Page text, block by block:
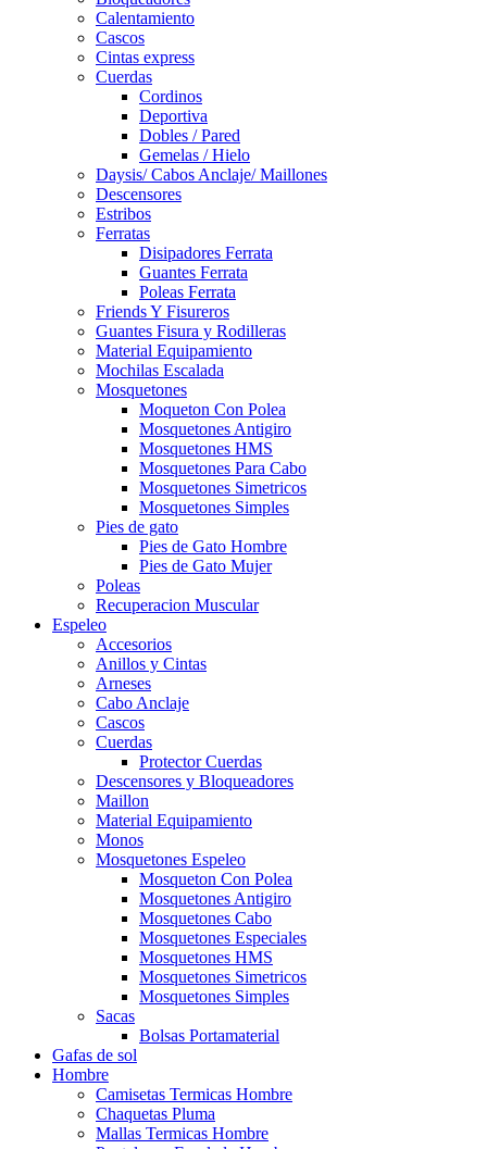
Calentamiento
Cascos
Cintas express
Cuerdas
Cordinos
Deportiva
Dobles / Pared
Gemelas / Hielo
Daysis/ Cabos Anclaje/ Maillones
Descensores
Estribos
Ferratas
Disipadores Ferrata
Guantes Ferrata
Poleas Ferrata
Friends Y Fisureros
Guantes Fisura y Rodilleras
Material Equipamiento
Mochilas Escalada
Mosquetones
Moqueton Con Polea
Mosquetones Antigiro
Mosquetones HMS
Mosquetones Para Cabo
Mosquetones Simetricos
Mosquetones Simples
Pies de gato
Pies de Gato Hombre
Pies de Gato Mujer
Poleas
Recuperacion Muscular
Espeleo
Accesorios
Anillos y Cintas
Arneses
Cabo Anclaje
Cascos
Cuerdas
Protector Cuerdas
Descensores y Bloqueadores
Maillon
Material Equipamiento
Monos
Mosquetones Espeleo
Mosqueton Con Polea
Mosquetones Antigiro
Mosquetones Cabo
Mosquetones Especiales
Mosquetones HMS
Mosquetones Simetricos
Mosquetones Simples
Sacas
Bolsas Portamaterial
Gafas de sol
Hombre
Camisetas Termicas Hombre
Chaquetas Pluma
Mallas Termicas Hombre